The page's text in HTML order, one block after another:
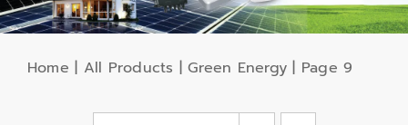
Home | All Products |Green Energy | Page 9